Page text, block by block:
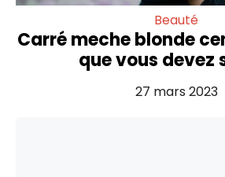
Beauté
Carré meche blonde
que vous devez
27 mars 2023